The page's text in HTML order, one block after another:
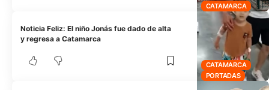
CATAMARCA
CATAMARCA
PORTADAS
Noticia Feliz: El niño Jonás fue dado de alta
y regresa a Catamarca